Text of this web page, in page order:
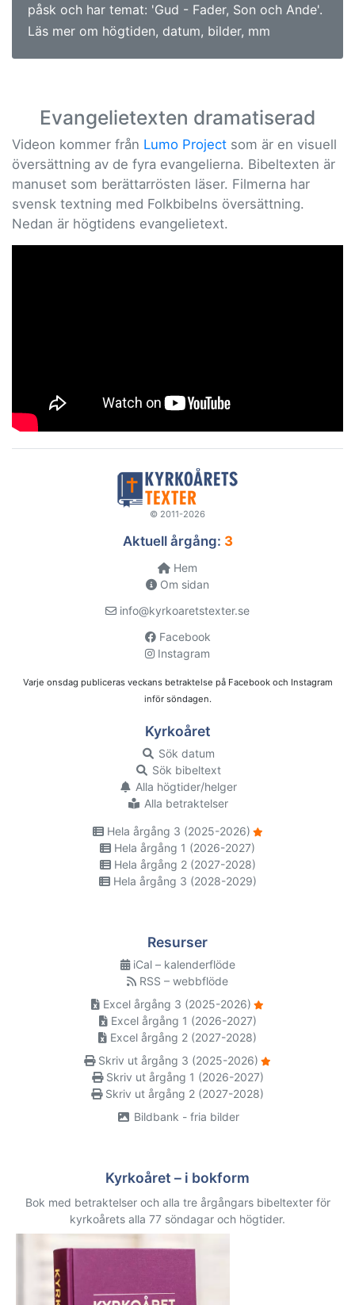
påsk och har temat: 'Gud - Fader, Son och Ande'.
Läs mer om högtiden, datum, bilder, mm
Evangelietexten dramatiserad
Videon kommer från Lumo Project som är en visuell
översättning av de fyra evangelierna. Bibeltexten är
manuset som berättarrösten läser. Filmerna har
svensk textning med Folkbibelns översättning.
Nedan är högtidens evangelietext.
© 2011-2026
Aktuell årgång: 3
Hem
Om sidan
info@kyrkoaretstexter.se
Facebook
Instagram
Varje onsdag publiceras veckans betraktelse på Facebook och Instagram
inför söndagen.
Kyrkoåret
Sök datum
Sök bibeltext
Alla högtider/helger
Alla betraktelser
Hela årgång 3 (2025-2026)
Hela årgång 1 (2026-2027)
Hela årgång 2 (2027-2028)
Hela årgång 3 (2028-2029)
Resurser
iCal – kalenderflöde
RSS – webbflöde
Excel årgång 3 (2025-2026)
Excel årgång 1 (2026-2027)
Excel årgång 2 (2027-2028)
Skriv ut årgång 3 (2025-2026)
Skriv ut årgång 1 (2026-2027)
Skriv ut årgång 2 (2027-2028)
Bildbank - fria bilder
Kyrkoåret – i bokform
Bok med betraktelser och alla tre årgångars bibeltexter för
kyrkoårets alla 77 söndagar och högtider.